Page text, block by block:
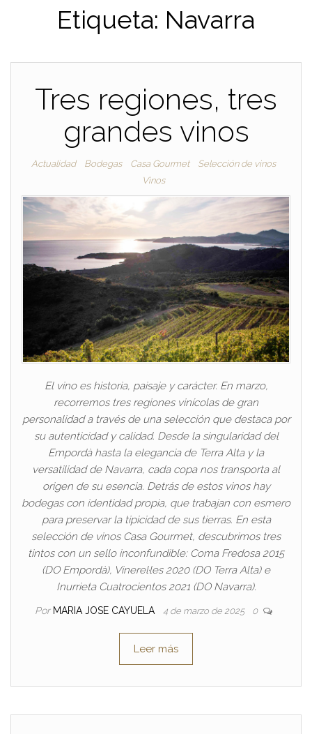
Etiqueta: Navarra
Tres regiones, tres
grandes vinos
Actualidad Bodegas Casa Gourmet
Selección de vinos
Vinos
El vino es historia, paisaje y carácter. En marzo,
recorremos tres regiones vinícolas de gran
personalidad a través de una selección que destaca por
su autenticidad y calidad. Desde la singularidad del
Empordà hasta la elegancia de Terra Alta y la
versatilidad de Navarra, cada copa nos transporta al
origen de su esencia. Detrás de estos vinos hay
bodegas con identidad propia, que trabajan con esmero
para preservar la tipicidad de sus tierras. En esta
selección de vinos Casa Gourmet, descubrimos tres
tintos con un sello inconfundible: Coma Fredosa 2015
(DO Empordà), Vinerel·les 2020 (DO Terra Alta) e
Inurrieta Cuatrocientos 2021 (DO Navarra).
Por MARIA JOSE CAYUELA 4 de marzo de 2025 0
Leer más